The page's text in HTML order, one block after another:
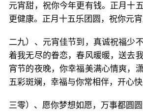
元宵甜，祝你今年更有钱。正月十
更健康。正月十五乐团圆，祝你元
二九）、元宵佳节到，真诚祝福少
着我无尽的眷恋，春风暖暖，送去
宵节的夜晚，你幸福美满心情爽，
五彩斑斓，幸福与你常相伴，开心快
三零）、愿你梦想如愿，万事都圆